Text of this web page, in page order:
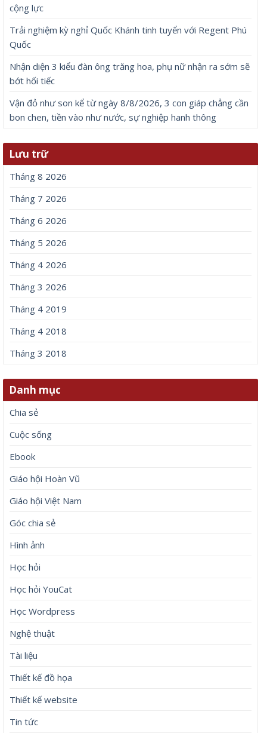
cộng lực
Trải nghiệm kỳ nghỉ Quốc Khánh tinh tuyển với Regent Phú
Quốc
Nhận diện 3 kiểu đàn ông trăng hoa, phụ nữ nhận ra sớm sẽ
bớt hối tiếc
Vận đỏ như son kể từ ngày 8/8/2026, 3 con giáp chẳng cần
bon chen, tiền vào như nước, sự nghiệp hanh thông
Lưu trữ
Tháng 8 2026
Tháng 7 2026
Tháng 6 2026
Tháng 5 2026
Tháng 4 2026
Tháng 3 2026
Tháng 4 2019
Tháng 4 2018
Tháng 3 2018
Danh mục
Chia sẻ
Cuộc sống
Ebook
Giáo hội Hoàn Vũ
Giáo hội Việt Nam
Góc chia sẻ
Hình ảnh
Học hỏi
Học hỏi YouCat
Học Wordpress
Nghệ thuật
Tài liệu
Thiết kế đồ họa
Thiết kế website
Tin tức